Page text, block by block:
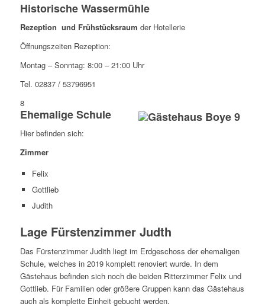
Historische Wassermühle
Rezeption und Frühstücksraum der Hotellerie
Öffnungszeiten Rezeption:
Montag – Sonntag: 8:00 – 21:00 Uhr
Tel. 02837 / 53796951
8
Ehemalige Schule
Hier befinden sich:
Zimmer
Felix
Gottlieb
Judith
Lage Fürstenzimmer Judth
Das Fürstenzimmer Judith liegt im Erdgeschoss der ehemaligen
Schule, welches in 2019 komplett renoviert wurde. In dem
Gästehaus befinden sich noch die beiden Ritterzimmer Felix und
Gottlieb. Für Familien oder größere Gruppen kann das Gästehaus
auch als komplette Einheit gebucht werden.